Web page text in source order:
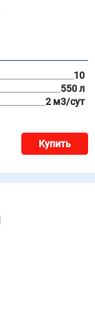
10
550 л
2 м3/сут
Купить